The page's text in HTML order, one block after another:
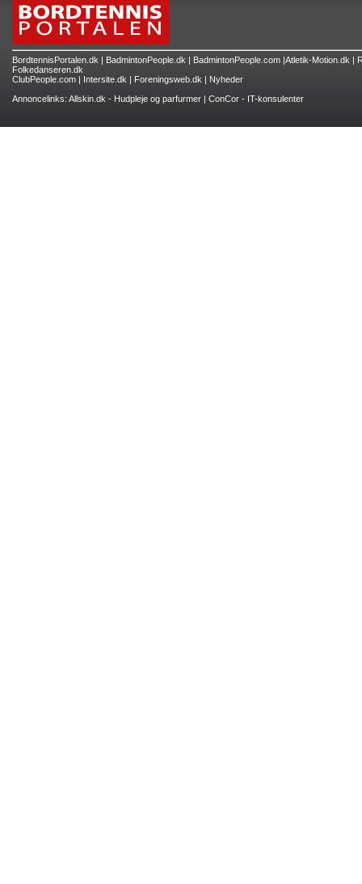
BordtennisPortalen.dk | BadmintonPeople.dk | BadmintonPeople.com |Atletik-Motion.dk |
Folkedanseren.dk
ClubPeople.com | Intersite.dk | Foreningsweb.dk | Nyheder
Annoncelinks: Allskin.dk - Hudpleje og parfurmer | ConCor - IT-konsulenter